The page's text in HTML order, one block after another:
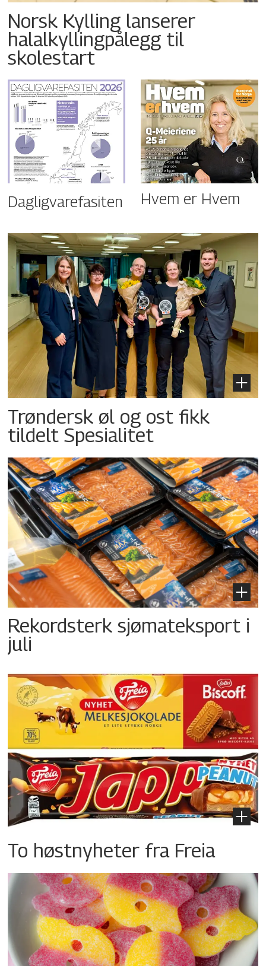
Norsk Kylling lanserer
halalkyllingpålegg til
skolestart
Dagligvarefasiten Hvem er Hvem
Trøndersk øl og ost fikk
tildelt Spesialitet
Rekordsterk sjømateksport i
juli
To høstnyheter fra Freia